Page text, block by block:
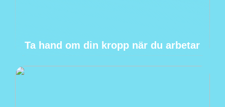
Ta hand om din kropp när du arbetar